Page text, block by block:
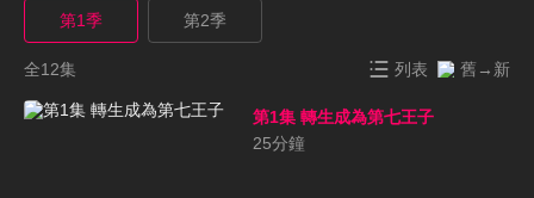
第1季 第2季
全12集 列表 舊→新
第1集 轉生成為第七王子
25分鐘